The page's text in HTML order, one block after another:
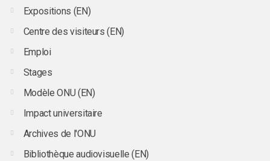
Expositions (EN)
Centre des visiteurs (EN)
Emploi
Stages
Modèle ONU (EN)
Impact universitaire
Archives de l'ONU
Bibliothèque audiovisuelle (EN)